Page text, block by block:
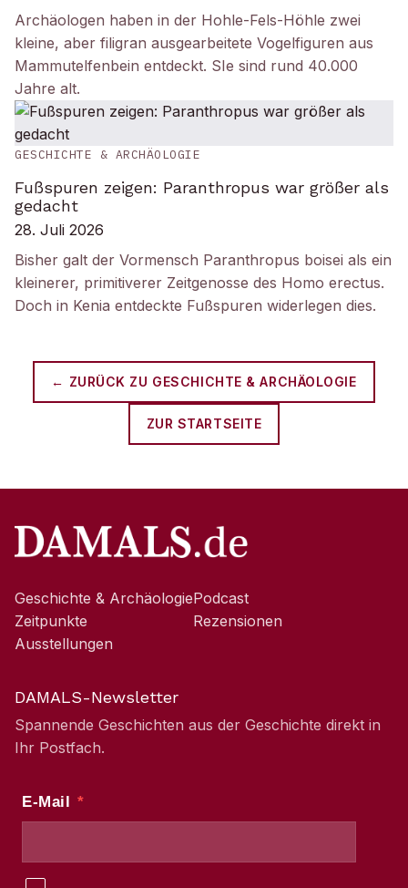
Archäologen haben in der Hohle-Fels-Höhle zwei
kleine, aber filigran ausgearbeitete Vogelfiguren aus
Mammutelfenbein entdeckt. SIe sind rund 40.000
Jahre alt.
GESCHICHTE & ARCHÄOLOGIE
Fußspuren zeigen: Paranthropus war größer als
gedacht
28. Juli 2026
Bisher galt der Vormensch Paranthropus boisei als ein
kleinerer, primitiverer Zeitgenosse des Homo erectus.
Doch in Kenia entdeckte Fußspuren widerlegen dies.
← ZURÜCK ZU GESCHICHTE & ARCHÄOLOGIE
ZUR STARTSEITE
Geschichte & Archäologie
Zeitpunkte
Ausstellungen
Podcast
Rezensionen
DAMALS-Newsletter
Spannende Geschichten aus der Geschichte direkt in
Ihr Postfach.